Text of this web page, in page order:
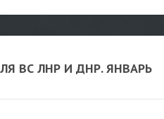
ВС ЛНР И ДНР. ЯНВАРЬ